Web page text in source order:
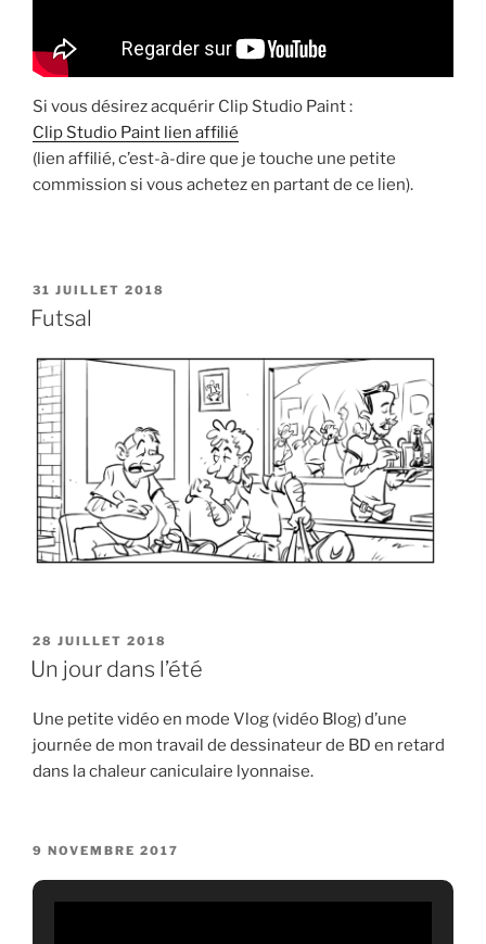
Si vous désirez acquérir Clip Studio Paint :
Clip Studio Paint lien affilié
(lien affilié, c’est-à-dire que je touche une petite
commission si vous achetez en partant de ce lien).
PUBLIÉ
LE
31 JUILLET 2018
Futsal
PUBLIÉ
LE
28 JUILLET 2018
Un jour dans l’été
Une petite vidéo en mode Vlog (vidéo Blog) d’une
journée de mon travail de dessinateur de BD en retard
dans la chaleur caniculaire lyonnaise.
PUBLIÉ
9 NOVEMBRE 2017